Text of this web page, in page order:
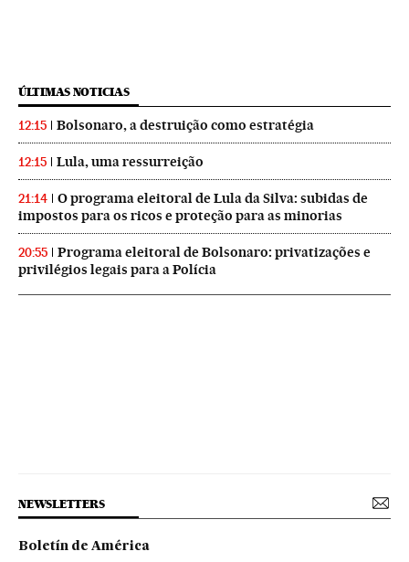
ÚLTIMAS NOTICIAS
12:15 Bolsonaro, a destruição como estratégia
12:15 Lula, uma ressurreição
21:14
O programa eleitoral de Lula da Silva: subidas de
impostos para os ricos e proteção para as minorias
20:55
Programa eleitoral de Bolsonaro: privatizações e
privilégios legais para a Polícia
NEWSLETTERS
Boletín de América